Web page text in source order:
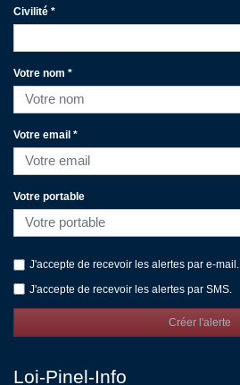
Civilité *
Votre nom *
Votre email *
Votre portable
J'accepte de recevoir les alertes par e-mail.
J'accepte de recevoir les alertes par SMS.
Créer l'alerte
Loi-Pinel-Info